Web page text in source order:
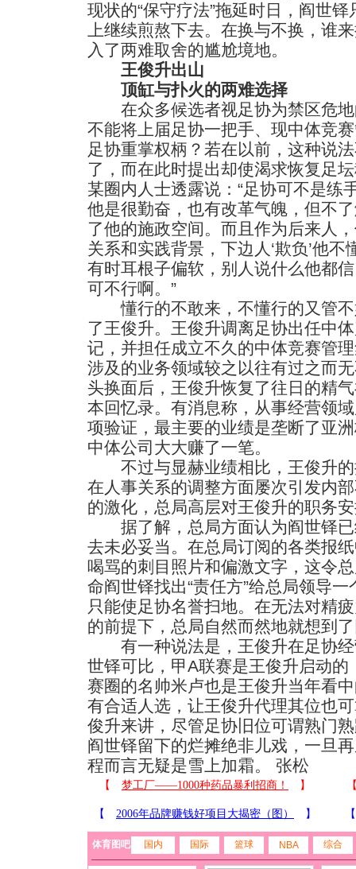
现状的“保守疗法”拖延时日，阎世
上继续煎熬下去。在换与不换，谁
入了两难取舍的尴尬境地。
王俊升出山
顶缸与扑火的两难选择
在众多候选者视足协为禁区危地
不能将上届足协一把手、现中体竞
足协重掌权柄？若在以前，这种说
了，而在此时提出却使渴求恢复足
某圈内人士透露说：“足协可不是练
他是很勤奋，也有改革气魄，但不
了他的施政空间。而且作为后来人
关系和实践背景，下边人‘欺负’他
有时耳根子偏软，别人说什么他都
可不行啊。”
懂行的不敢来，不懂行的又管不
了王俊升。王俊升调离足协出任中
记，并担任成立不久的中体竞赛管
涉及的业务领域较之以往有过之而
头换面后，王俊升恢复了往日的精
本回忆录。有消息称，从事经营领
项验证，最主要的业绩是垄断了亚
中体公司大大赚了一笔。
不过与显赫业绩相比，王俊升的
在人事关系的调整方面屡次引发内
的激化，总局高层对王俊升的职务
据了解，总局方面认为阎世铎已
去未必妥当。在总局订阅的各类报
喝骂的刺目照片和偏激文字，这令
命阎世铎找出“责任方”给总局领导
只能使足协名誉扫地。在无法对精
的前提下，总局自然而然地就想到
有一种说法是，王俊升在足协经
世铎可比，甲A联赛是王俊升启动
赛圈的名帅米卢也是王俊升当年看
有合适人选，让王俊升代理其位也
俊升来讲，尽管足协旧位可谓熟门
阎世铎留下的烂摊绝非儿戏，一旦
程而言无疑是雪上加霜。 张松
体育图吧 国内 国际 篮球 NBA 综合